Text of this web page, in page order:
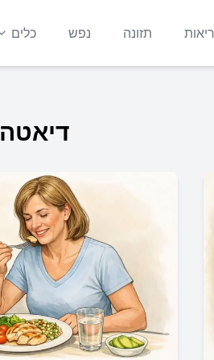
תזונה נפש כלים
דיאטה